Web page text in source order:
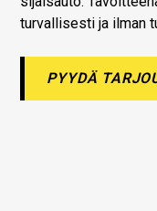
turvallisesti ja ilman
PYYDÄ